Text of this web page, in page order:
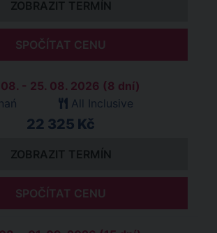
ZOBRAZIT TERMÍN
SPOČÍTAT CENU
08. - 25. 08. 2026 (8 dní)
All Inclusive
22 325 Kč
ZOBRAZIT TERMÍN
SPOČÍTAT CENU